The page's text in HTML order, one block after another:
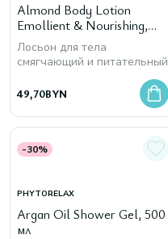
Almond Body Lotion
Emollient & Nourishing,
250 мл
Лосьон для тела
смягчающий и питательный
49,70BYN
-30%
PHYTORELAX
Argan Oil Shower Gel, 500
мл